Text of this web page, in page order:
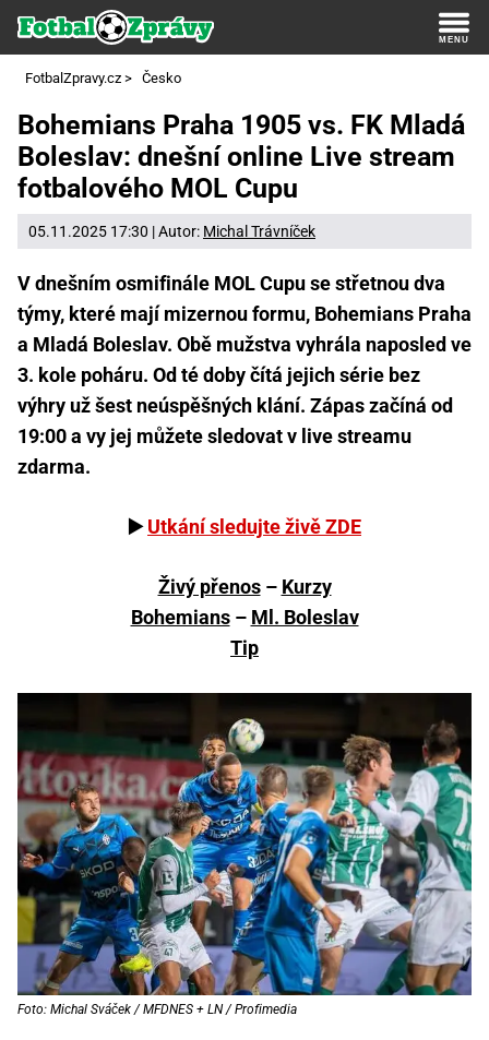
FotbalZpravy.cz > Česko
Bohemians Praha 1905 vs. FK Mladá
Boleslav: dnešní online Live stream
fotbalového MOL Cupu
05.11.2025 17:30 | Autor: Michal Trávníček
V dnešním osmifinále MOL Cupu se střetnou dva
týmy, které mají mizernou formu, Bohemians Praha
a Mladá Boleslav. Obě mužstva vyhrála naposled ve
3. kole poháru. Od té doby čítá jejich série bez
výhry už šest neúspěšných klání. Zápas začíná od
19:00 a vy jej můžete sledovat v live streamu
zdarma.
▶️Utkání sledujte živě ZDE
Živý přenos– Kurzy
Bohemians– Ml. Boleslav
Tip
Foto: Michal Sváček / MFDNES + LN / Profimedia